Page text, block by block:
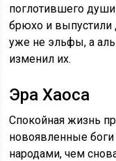
поглотившего
брюхо и выпустили
уже не эльфы, а
изменил их.
Эра Хаоса
Спокойная жизнь
новоявленные
народами, чем